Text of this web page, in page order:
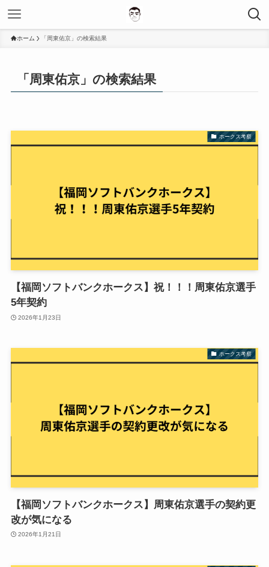
ホーム 「周東佑京」の検索結果
「周東佑京」の検索結果
ホークス考察
【福岡ソフトバンクホークス】祝！！！周東佑京選手
5年契約
2026年1月23日
ホークス考察
【福岡ソフトバンクホークス】周東佑京選手の契約更
改が気になる
2026年1月21日